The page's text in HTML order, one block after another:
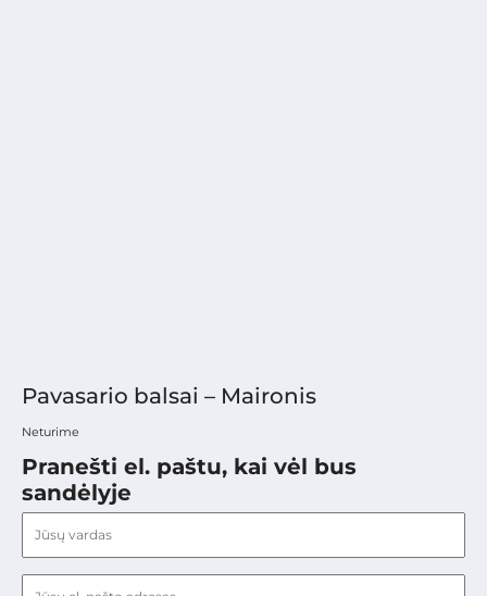
Pavasario balsai – Maironis
Neturime
Pranešti el. paštu, kai vėl bus
sandėlyje